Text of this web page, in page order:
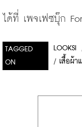
ได้ที่ เพจเฟซบุ๊ก
TAGGED
ON
LOOKSI
/ เสื้อผ้า